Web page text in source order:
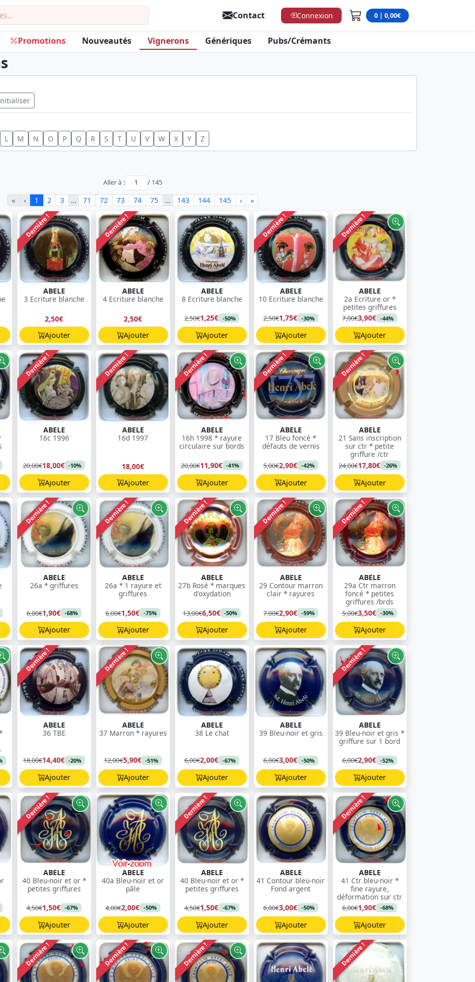
0 | 0,00€
Contact Connexion
Promotions Nouveautés Vignerons Génériques Pubs/Crémants
L M N O P Q R S T U V W X Y Z
Aller à : / 145
« ‹ 1 2 3 … 71 72 73 74 75 … 143 144 145 › »
Dernière !
ABELE
3 Ecriture blanche
2,50€
Ajouter
Dernière !
ABELE
4 Ecriture blanche
2,50€
Ajouter
ABELE
8 Ecriture blanche
2,50€1,25€ -50%
Ajouter
Dernière !
ABELE
10 Ecriture blanche
2,50€1,75€ -30%
Ajouter
Dernière !
ABELE
2a Ecriture or *
petites griffures
7,00€3,90€ -44%
Ajouter
Dernière !
ABELE
16c 1996
20,00€18,00€ -10%
Ajouter
Dernière !
ABELE
16d 1997
18,00€
Ajouter
Dernière !
ABELE
16h 1998 * rayure
circulaire sur bords
20,00€11,90€ -41%
Ajouter
Dernière !
ABELE
17 Bleu foncé *
défauts de vernis
5,00€2,90€ -42%
Ajouter
Dernière !
ABELE
21 Sans inscription
sur ctr * petite
griffure /ctr
24,00€17,80€ -26%
Ajouter
Dernière !
ABELE
26a * griffures
6,00€1,90€ -68%
Ajouter
Dernière !
ABELE
26a * 1 rayure et
griffures
6,00€1,50€ -75%
Ajouter
Dernière !
ABELE
27b Rosé * marques
d'oxydation
13,00€6,50€ -50%
Ajouter
Dernière !
ABELE
29 Contour marron
clair * rayures
7,00€2,90€ -59%
Ajouter
Dernière !
ABELE
29a Ctr marron
foncé * petites
griffures /brds
5,00€3,50€ -30%
Ajouter
Dernière !
ABELE
36 TBE
18,00€14,40€ -20%
Ajouter
Dernière !
ABELE
37 Marron * rayures
12,00€5,90€ -51%
Ajouter
ABELE
38 Le chat
6,00€2,00€ -67%
Ajouter
ABELE
39 Bleu-noir et gris
6,00€3,00€ -50%
Ajouter
Dernière !
ABELE
39 Bleu-noir et gris *
griffure sur 1 bord
6,00€2,90€ -52%
Ajouter
Dernière !
ABELE
40 Bleu-noir et or *
petites griffures
4,50€1,50€ -67%
Ajouter
ABELE
40a Bleu-noir et or
pâle
4,00€2,00€ -50%
Ajouter
Dernière !
ABELE
40 Bleu-noir et or *
petites griffures
4,50€1,50€ -67%
Ajouter
ABELE
41 Contour bleu-noir
Fond argent
6,00€3,00€ -50%
Ajouter
Dernière !
ABELE
41 Ctr bleu-noir *
fine rayure,
déformation sur ctr
6,00€1,90€ -68%
Ajouter
Dernière ! Dernière ! Dernière ! Dernière !